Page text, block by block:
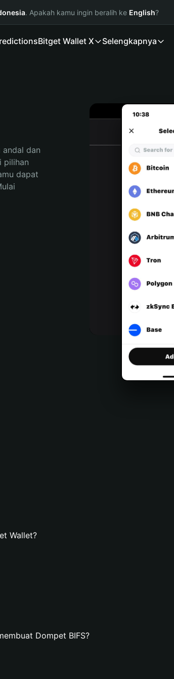
. Apakah kamu ingin beralih ke English?
Bitget Wallet X Selengkapnya
dan
pilihan
dapat
Wallet?
Dompet BIFS?